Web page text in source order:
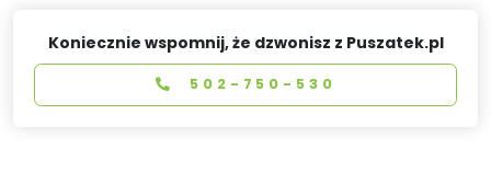
Koniecznie wspomnij, że dzwonisz z Puszatek.pl
502-750-530